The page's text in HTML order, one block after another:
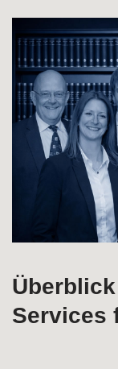
Services